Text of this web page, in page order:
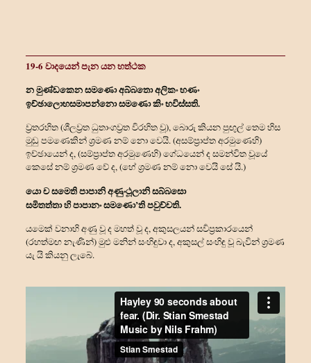
19-6 වාදයෙන් පැන යන හත්‍ථක
න මුණ්ඩකෙන සමණො අබ්බතො අලිකං භණං
ඉච්ඡාලොභසමාපන්නො සමණො කිං භවිස්සති.
ව්‍රතරහිත (ශීලව්‍රත ධුතාංගව්‍රත විරහිත වූ), බොරු කියන පුඟුල් තෙම හිස
මුඬු පමණෙකින් ශ්‍රමණ නම් නො වෙයි. (අසම්ප්‍රාප්ත අරමුණෙහි)
ඉච්ඡායෙන් ද, (සම්ප්‍රාප්ත අරමුණෙහි) ගේධයෙන් ද සමන්‍විත වූයේ
කෙසේ නම් ශ්‍රමණ වේ ද, (හේ ශ්‍රමණ නම් නො වෙයි සේ යි.)
යො ච සමෙති පාපානි අණුංථූලානි සබ්බසො
සමිතත්තා හි පාපානං සමණො’ති පවුච්චති.
යමෙක් වනාහි අණු වූ ද මහත් වූ ද, අකුසලයන් සර්‍වප්‍රකාරයෙන්
(රහත්මඟ නැණින්) මුළු මනින් සංහිඳුවා ද, අකුසල් සංහිඳු වූ බැවින් ශ්‍රමණ
යැ යි කියනු ලැබේ.